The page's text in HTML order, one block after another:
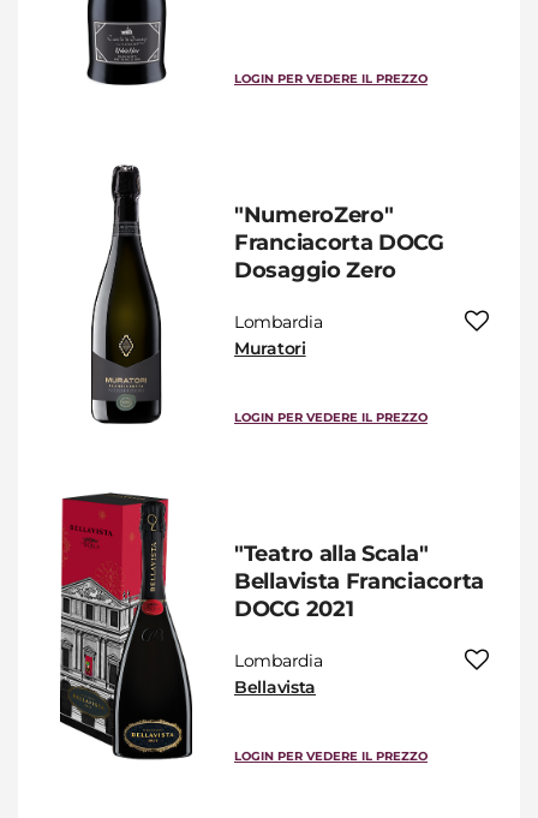
LOGIN PER VEDERE IL PREZZO
"NumeroZero"
Franciacorta DOCG
Dosaggio Zero
Lombardia
Muratori
LOGIN PER VEDERE IL PREZZO
"Teatro alla Scala"
Bellavista Franciacorta
DOCG 2021
Lombardia
Bellavista
LOGIN PER VEDERE IL PREZZO